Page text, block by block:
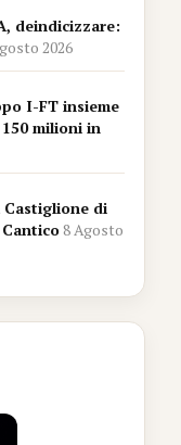
deindicizzare:
2026
I-FT insieme
milioni in
Castiglione di
8 Agosto